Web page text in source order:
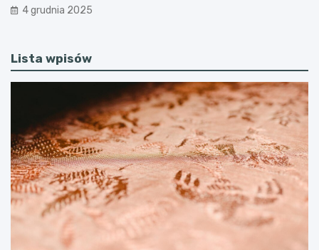
4 grudnia 2025
Lista wpisów